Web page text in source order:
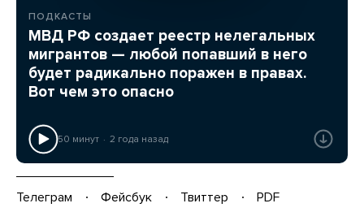
ПОДКАСТЫ
МВД РФ создает реестр нелегальных
мигрантов — любой попавший в него
будет радикально поражен в правах.
Вот чем это опасно
50 минут 2 года назад
Телеграм Фейсбук Твиттер
PDF